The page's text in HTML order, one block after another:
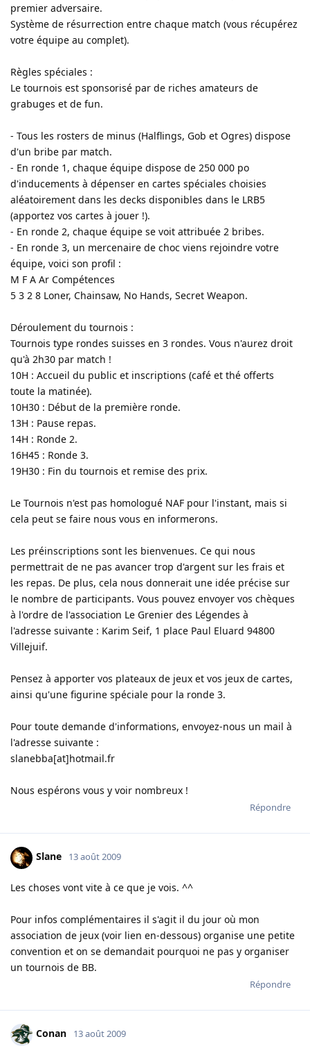
premier adversaire.
Système de résurrection entre chaque match (vous récupérez
votre équipe au complet).
Règles spéciales :
Le tournois est sponsorisé par de riches amateurs de
grabuges et de fun.
- Tous les rosters de minus (Halflings, Gob et Ogres) dispose
d'un bribe par match.
- En ronde 1, chaque équipe dispose de 250 000 po
d'inducements à dépenser en cartes spéciales choisies
aléatoirement dans les decks disponibles dans le LRB5
(apportez vos cartes à jouer !).
- En ronde 2, chaque équipe se voit attribuée 2 bribes.
- En ronde 3, un mercenaire de choc viens rejoindre votre
équipe, voici son profil :
M F A Ar Compétences
5 3 2 8 Loner, Chainsaw, No Hands, Secret Weapon.
Déroulement du tournois :
Tournois type rondes suisses en 3 rondes. Vous n'aurez droit
qu'à 2h30 par match !
10H : Accueil du public et inscriptions (café et thé offerts
toute la matinée).
10H30 : Début de la première ronde.
13H : Pause repas.
14H : Ronde 2.
16H45 : Ronde 3.
19H30 : Fin du tournois et remise des prix.
Le Tournois n'est pas homologué NAF pour l'instant, mais si
cela peut se faire nous vous en informerons.
Les préinscriptions sont les bienvenues. Ce qui nous
permettrait de ne pas avancer trop d'argent sur les frais et
les repas. De plus, cela nous donnerait une idée précise sur
le nombre de participants. Vous pouvez envoyer vos chèques
à l'ordre de l'association Le Grenier des Légendes à
l'adresse suivante : Karim Seif, 1 place Paul Eluard 94800
Villejuif.
Pensez à apporter vos plateaux de jeux et vos jeux de cartes,
ainsi qu'une figurine spéciale pour la ronde 3.
Pour toute demande d'informations, envoyez-nous un mail à
l'adresse suivante :
slanebba[at]hotmail.fr
Nous espérons vous y voir nombreux !
Répondre
Slane 13 août 2009
Les choses vont vite à ce que je vois. ^^
Pour infos complémentaires il s'agit il du jour où mon
association de jeux (voir lien en-dessous) organise une petite
convention et on se demandait pourquoi ne pas y organiser
un tournois de BB.
Répondre
Conan 13 août 2009